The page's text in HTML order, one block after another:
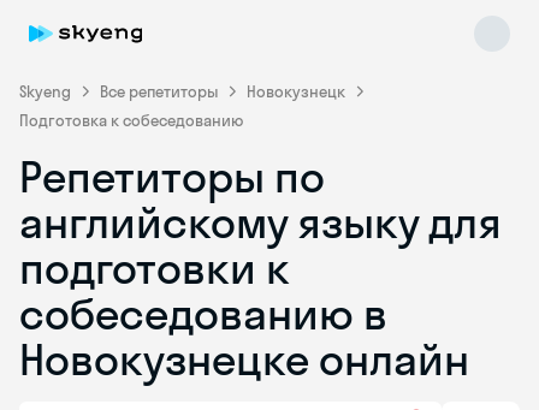
Skyeng Все репетиторы
Новокузнецк
Подготовка к собеседованию
Репетиторы по
английскому языку для
подготовки к
собеседованию в
Новокузнецке онлайн
Skyeng Chat